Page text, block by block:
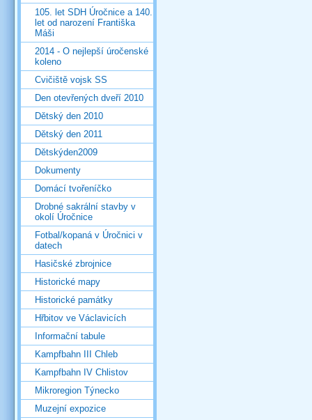
105. let SDH Úročnice a 140.
let od narození Františka
Máši
2014 - O nejlepší úročenské
koleno
Cvičiště vojsk SS
Den otevřených dveří 2010
Dětský den 2010
Dětský den 2011
Dětskýden2009
Dokumenty
Domácí tvořeníčko
Drobné sakrální stavby v
okolí Úročnice
Fotbal/kopaná v Úročnici v
datech
Hasičské zbrojnice
Historické mapy
Historické památky
Hřbitov ve Václavicích
Informační tabule
Kampfbahn III Chleb
Kampfbahn IV Chlistov
Mikroregion Týnecko
Muzejní expozice